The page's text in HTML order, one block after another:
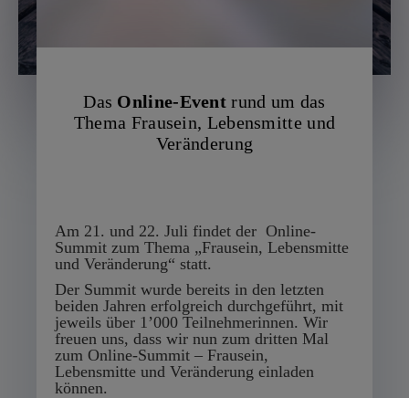
Das Online-Event rund um das
Thema Frausein, Lebensmitte und
Veränderung
Am 21. und 22. Juli findet der Online-
Summit zum Thema „Frausein, Lebensmitte
und Veränderung“ statt.
Der Summit wurde bereits in den letzten
beiden Jahren erfolgreich durchgeführt, mit
jeweils über 1’000 Teilnehmerinnen. Wir
freuen uns, dass wir nun zum dritten Mal
zum Online-Summit – Frausein,
Lebensmitte und Veränderung einladen
können.